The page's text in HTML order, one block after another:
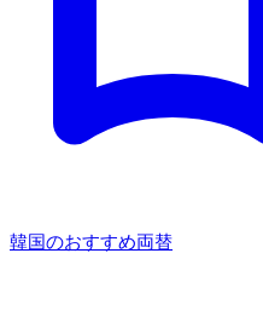
韓国のおすすめ両替